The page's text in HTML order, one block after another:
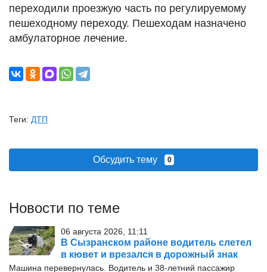
переходили проезжую часть по регулируемому
пешеходному переходу. Пешеходам назначено
амбулаторное лечение.
Теги: ДТП
Обсудить тему 0
Новости по теме
06 августа 2026, 11:11
В Сызранском районе водитель слетел
в кювет и врезался в дорожный знак
Машина перевернулась. Водитель и 38-летний пассажир